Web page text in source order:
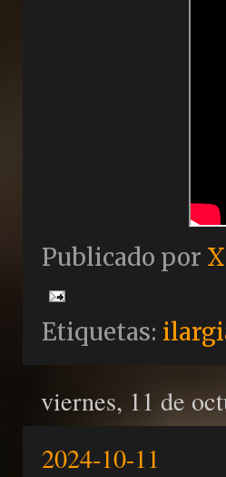
Publicado por
Etiquetas:
viernes, 11 de
2024-10-11